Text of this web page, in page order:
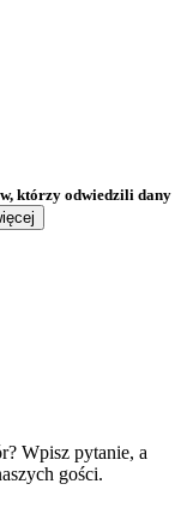
którzy odwiedzili dany
Wpisz pytanie, a
gości.